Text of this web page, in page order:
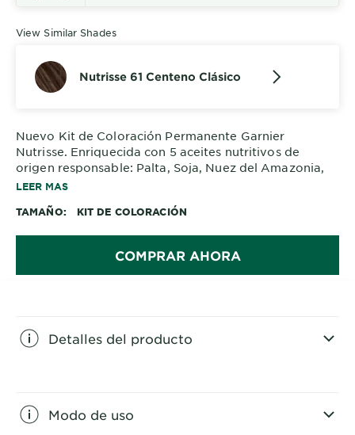
View Similar Shades
Nutrisse 61 Centeno Clásico
Nuevo Kit de Coloración Permanente Garnier
Nutrisse. Enriquecida con 5 aceites nutritivos de
origen responsable: Palta, Soja, Nuez del Amazonia,
Oliva,
cobertura de canas y 10 semanas de color.
LEER MAS
TAMAÑO KIT DE COLORACIÓN
COMPRAR AHORA
Detalles del producto
Modo de uso